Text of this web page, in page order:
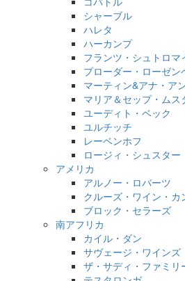
シャーブル
ハレタ
ハーカンプ
フランツ・シュトロマ
プローダー・ローゼン
マーティン&アナ・ア
マリア＆セップ・ムス
ユーディト・ベック
ユルチッチ
レーベンホフ
ロージィ・シュスター
アメリカ
アルノー・ロバーツ
クルーズ・ワイン・カ
ブロック・セラーズ
南アフリカ
カイル・ダン
サヴェージ・ワインズ
ザ・サディ・ファミリ